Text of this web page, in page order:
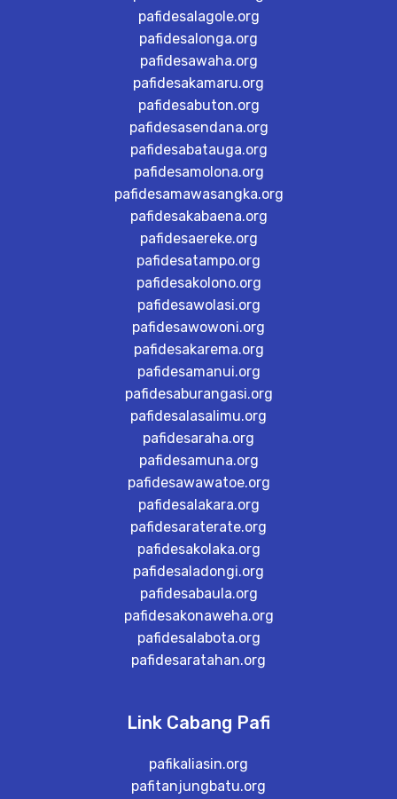
pafidesalagole.org
pafidesalonga.org
pafidesawaha.org
pafidesakamaru.org
pafidesabuton.org
pafidesasendana.org
pafidesabatauga.org
pafidesamolona.org
pafidesamawasangka.org
pafidesakabaena.org
pafidesaereke.org
pafidesatampo.org
pafidesakolono.org
pafidesawolasi.org
pafidesawowoni.org
pafidesakarema.org
pafidesamanui.org
pafidesaburangasi.org
pafidesalasalimu.org
pafidesaraha.org
pafidesamuna.org
pafidesawawatoe.org
pafidesalakara.org
pafidesaraterate.org
pafidesakolaka.org
pafidesaladongi.org
pafidesabaula.org
pafidesakonaweha.org
pafidesalabota.org
pafidesaratahan.org
Link Cabang Pafi
pafikaliasin.org
pafitanjungbatu.org